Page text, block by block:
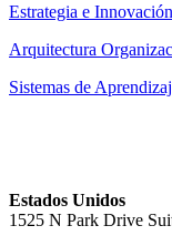
Estrategia e Innovación
Arquitectura
Sistemas de
Estados Unidos
1525 N Park Drive